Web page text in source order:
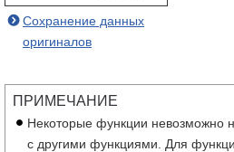
Сохранение данных
оригиналов
ПРИМЕЧАНИЕ
Некоторые функции невозможно
с другими функциями. Для